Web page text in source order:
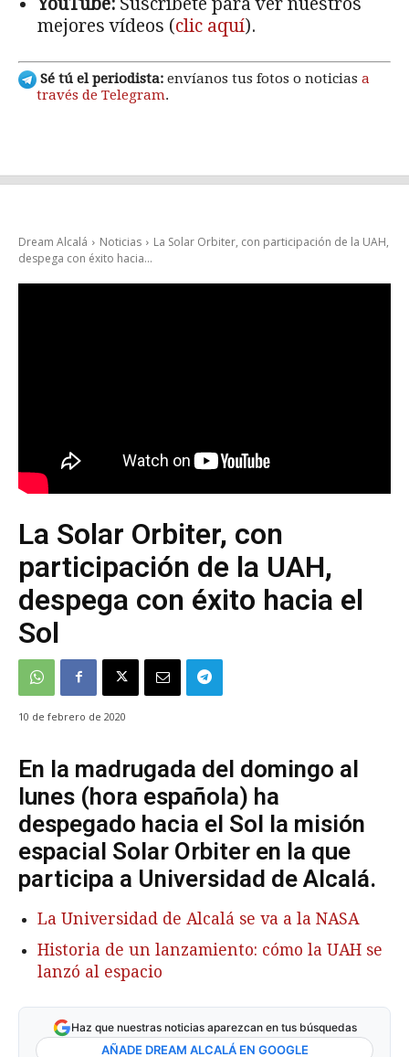
YouTube: Suscríbete para ver nuestros
mejores vídeos (clic aquí).
Sé tú el periodista: envíanos tus fotos o noticias a
través de Telegram.